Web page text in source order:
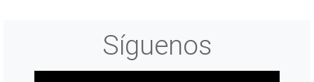
Síguenos